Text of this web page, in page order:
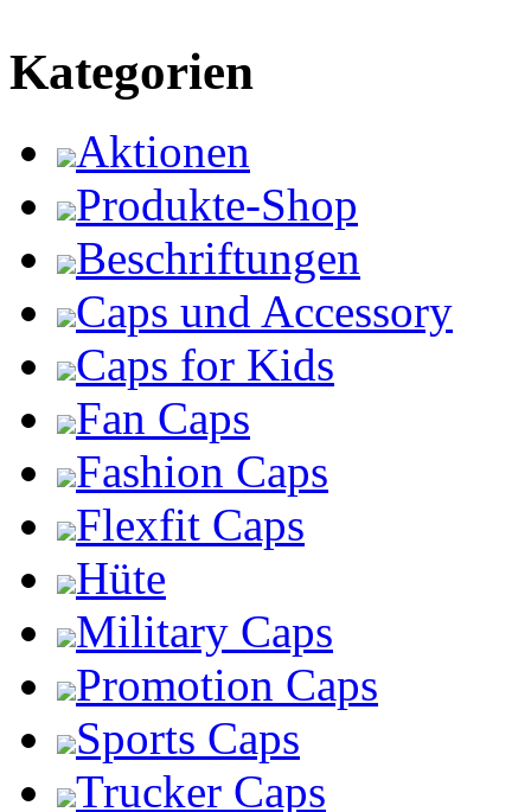
Kategorien
Aktionen
Produkte-Shop
Beschriftungen
Caps und Accessory
Caps for Kids
Fan Caps
Fashion Caps
Flexfit Caps
Hüte
Military Caps
Promotion Caps
Sports Caps
Trucker Caps